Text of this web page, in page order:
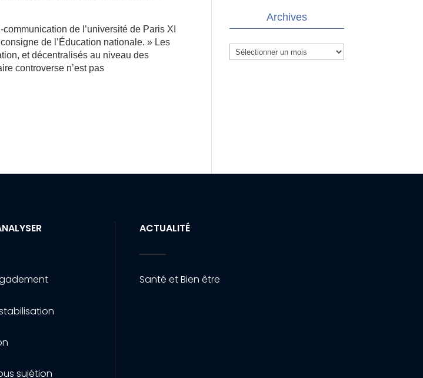
de l’université de Paris XI
de l’Éducation nationale. » Les
et décentralisés au niveau des
controverse n’est pas
Archives
Archives
sujétion
ACTUALITÉ
Santé et Bien être